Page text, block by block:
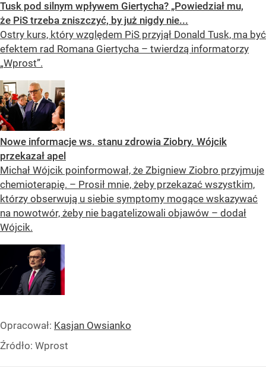
Tusk pod silnym wpływem Giertycha? „Powiedział mu,
że PiS trzeba zniszczyć, by już nigdy nie...
Ostry kurs, który względem PiS przyjął Donald Tusk, ma być
efektem rad Romana Giertycha – twierdzą informatorzy
„Wprost”.
Nowe informacje ws. stanu zdrowia Ziobry. Wójcik
przekazał apel
Michał Wójcik poinformował, że Zbigniew Ziobro przyjmuje
chemioterapię. – Prosił mnie, żeby przekazać wszystkim,
którzy obserwują u siebie symptomy mogące wskazywać
na nowotwór, żeby nie bagatelizowali objawów – dodał
Wójcik.
Opracował: Kasjan Owsianko
Źródło: Wprost